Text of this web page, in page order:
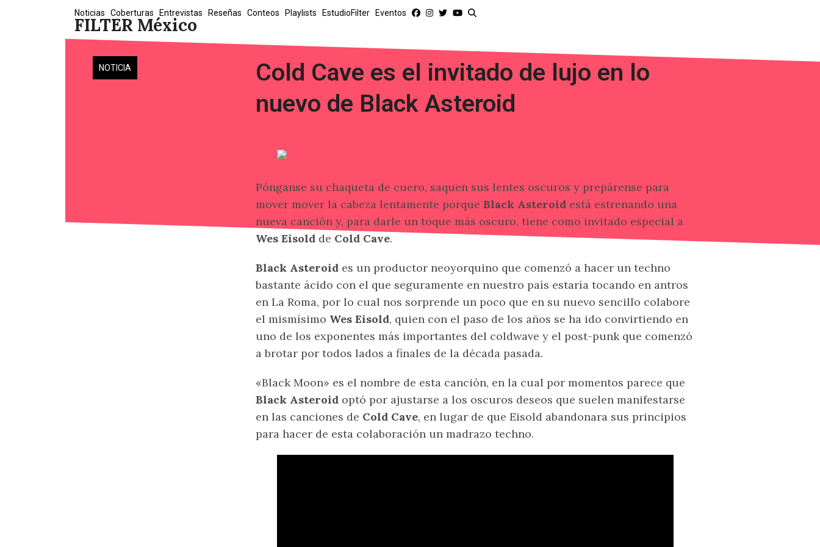
FILTER México
Noticias Coberturas Entrevistas Reseñas Conteos Playlists EstudioFilter Eventos
NOTICIA
Cold Cave es el invitado de lujo en lo
nuevo de Black Asteroid
Pónganse su chaqueta de cuero, saquen sus lentes oscuros y prepárense para
mover mover la cabeza lentamente porque Black Asteroid está estrenando una
nueva canción y, para darle un toque más oscuro, tiene como invitado especial a
Wes Eisold de Cold Cave.
Black Asteroid es un productor neoyorquino que comenzó a hacer un techno
bastante ácido con el que seguramente en nuestro país estaría tocando en antros
en La Roma, por lo cual nos sorprende un poco que en su nuevo sencillo colabore
el mismísimo Wes Eisold, quien con el paso de los años se ha ido convirtiendo en
uno de los exponentes más importantes del coldwave y el post-punk que comenzó
a brotar por todos lados a finales de la década pasada.
«Black Moon» es el nombre de esta canción, en la cual por momentos parece que
Black Asteroid optó por ajustarse a los oscuros deseos que suelen manifestarse
en las canciones de Cold Cave, en lugar de que Eisold abandonara sus principios
para hacer de esta colaboración un madrazo techno.